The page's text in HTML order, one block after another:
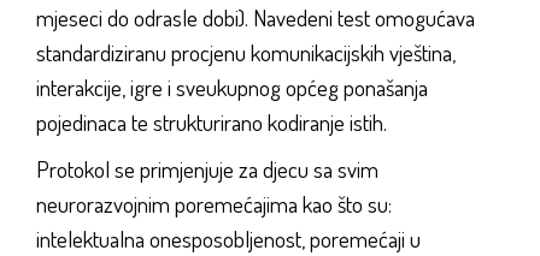
mjeseci do odrasle dobi). Navedeni test omogućava
standardiziranu procjenu komunikacijskih vještina,
interakcije, igre i sveukupnog općeg ponašanja
pojedinaca te strukturirano kodiranje istih.
Protokol se primjenjuje za djecu sa svim
neurorazvojnim poremećajima kao što su:
intelektualna onesposobljenost, poremećaji u